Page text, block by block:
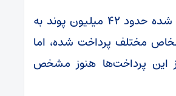
همچنین ادعا شده حدود ۴۲ میلیون پوند به
مختلف پرداخت شده، اما
این پرداخت‌ها هنوز مشخص